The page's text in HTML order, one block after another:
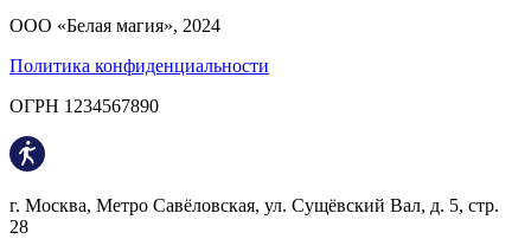
ООО «Белая магия», 2024
Политика конфиденциальности
ОГРН 1234567890
г. Москва, Метро Савёловская, ул. Сущёвский Вал, д. 5, стр.
28